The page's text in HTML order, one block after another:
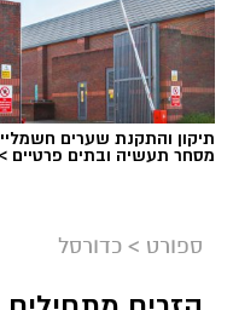
תיקון והתקנת שערים
מסחר תעשיה ובתים פרטיים
ספורט > כדורסל